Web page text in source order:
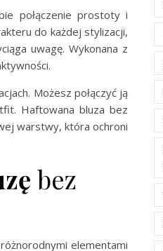
połączenie prostoty i
do każdej stylizacji,
uwagę. Wykonana z
Możesz połączyć ją
Haftowana bluza bez
warstwy, która ochroni
bez
elementami